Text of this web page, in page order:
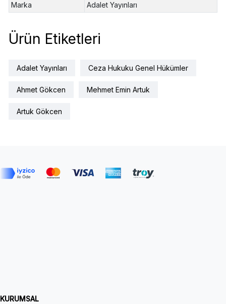
Marka
Adalet Yayınları
Ürün Etiketleri
Adalet Yayınları Ceza Hukuku Genel Hükümler
Ahmet Gökcen Mehmet Emin Artuk
Artuk Gökcen
KURUMSAL